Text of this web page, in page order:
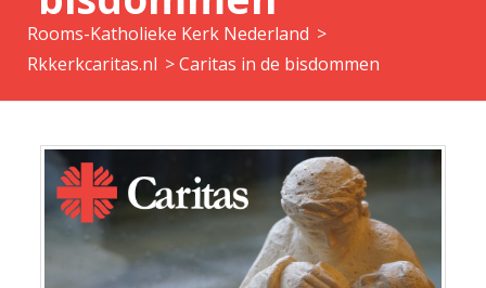
Rooms-Katholieke Kerk Nederland >
Rkkerkcaritas.nl >Caritas in de bisdommen